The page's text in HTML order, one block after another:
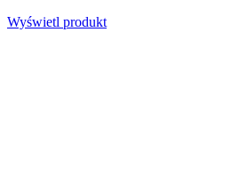
Wyświetl produkt